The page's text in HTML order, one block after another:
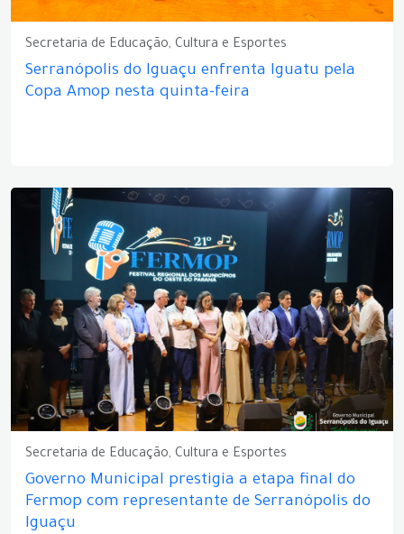
Secretaria de Educação, Cultura e Esportes
Serranópolis do Iguaçu enfrenta Iguatu pela
Copa Amop nesta quinta-feira
Secretaria de Educação, Cultura e Esportes
Governo Municipal prestigia a etapa final do
Fermop com representante de Serranópolis do
Iguaçu